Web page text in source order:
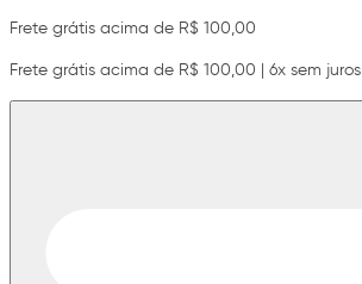
Frete grátis acima de R$ 100,00
Frete grátis acima de R$ 100,00 | 6x sem juros